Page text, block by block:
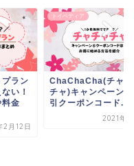
チャ
・割
...
トイペディア
トイサブとチャチャ
を徹底比較！違いは
どっちがよい？
2022年3